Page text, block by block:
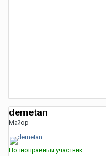
demetan
Майор
Полноправный участник